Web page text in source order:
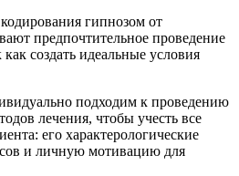
гипнозом от
предпочтительное проведение
создать идеальные условия
подходим к проведению
лечения, чтобы учесть все
его характерологические
и личную мотивацию для